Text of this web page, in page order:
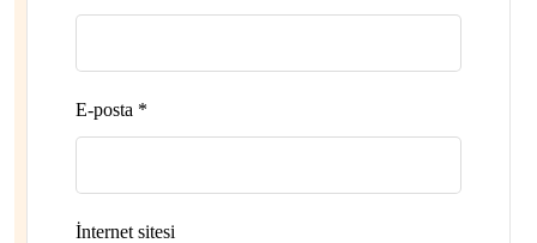
E-posta *
İnternet sitesi